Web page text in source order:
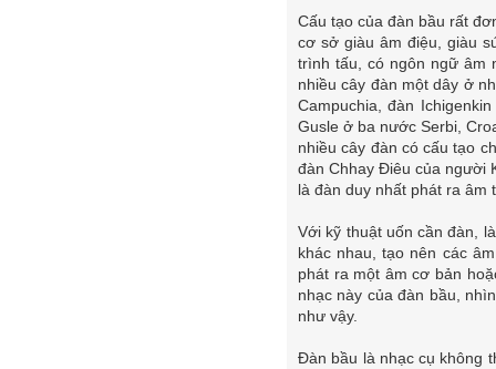
Cấu tạo của đàn bầu rất
cơ sở giàu âm điệu, giàu
trình tấu, có ngôn ngữ âm
nhiều cây đàn một dây ở
Campuchia, đàn
Gusle ở ba nước Serbi,
nhiều cây đàn có cấu tạo
đàn Chhay Điêu của người
là đàn duy nhất phát ra âm
Với kỹ thuật uốn cần đàn,
khác nhau, tạo nên các
phát ra một âm cơ bản
nhạc này của đàn bầu,
như vậy.
Đàn bầu là nhạc cụ không